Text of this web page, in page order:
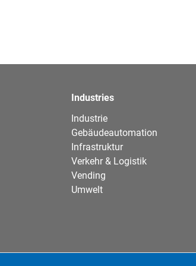
Industries
Industrie
Gebäudeautomation
Infrastruktur
Verkehr & Logistik
Vending
Umwelt